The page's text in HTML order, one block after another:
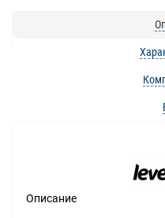
Описание